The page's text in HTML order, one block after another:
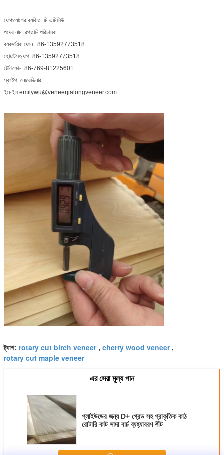
যোগাযোগের ব্যক্তি: মি.এমিলিউ
পদের নাম: রপ্তানি পরিচালক
ব্যবসায়িক ফোন : 86-13592773518
হোয়াটসঅ্যাপ: 86-13592773518
টেলিফোন: 86-769-81225601
স্কাইপ: নেচারভিনার
ইমেইল:emilywu@veneerjialongveneer.com
ট্যাগ: rotary cut birch veneer, cherry wood veneer,
rotary cut maple veneer
এর সেরা মূল্য পান
প্লাইউডের জন্য D+ গ্রেড সহ প্রাকৃতিক কাঠ
রোটারি কাট সাদা বার্চ ব্যহ্যাবরণ শীট